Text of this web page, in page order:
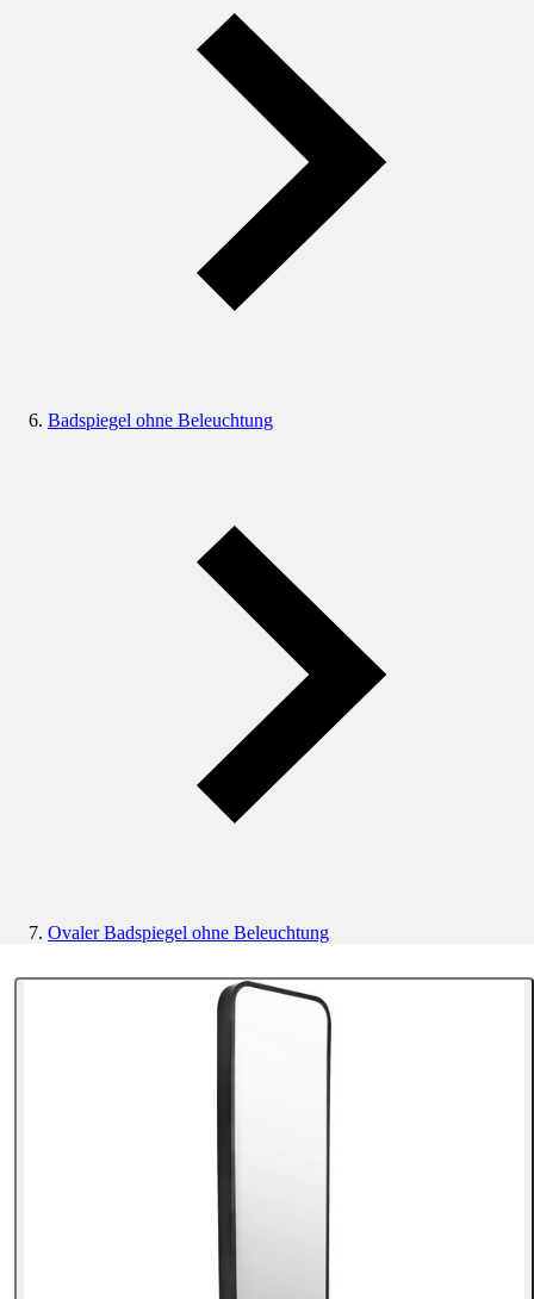
Badspiegel ohne Beleuchtung
Ovaler Badspiegel ohne Beleuchtung